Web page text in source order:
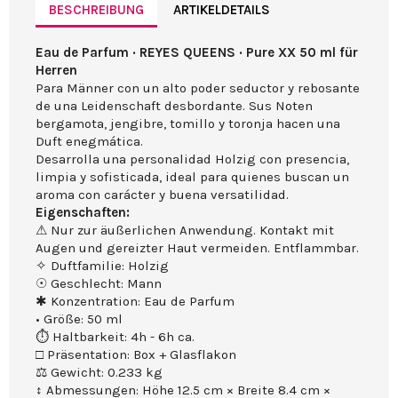
BESCHREIBUNG ARTIKELDETAILS
Eau de Parfum · REYES QUEENS · Pure XX 50 ml für
Herren
Para Männer con un alto poder seductor y rebosante
de una Leidenschaft desbordante. Sus Noten
bergamota, jengibre, tomillo y toronja hacen una
Duft enegmática.
Desarrolla una personalidad Holzig con presencia,
limpia y sofisticada, ideal para quienes buscan un
aroma con carácter y buena versatilidad.
Eigenschaften:
⚠ Nur zur äußerlichen Anwendung. Kontakt mit
Augen und gereizter Haut vermeiden. Entflammbar.
✧ Duftfamilie: Holzig
☉ Geschlecht: Mann
✱ Konzentration: Eau de Parfum
• Größe: 50 ml
⏱ Haltbarkeit: 4h - 6h ca.
□ Präsentation: Box + Glasflakon
⚖ Gewicht: 0.233 kg
↕ Abmessungen: Höhe 12.5 cm × Breite 8.4 cm ×